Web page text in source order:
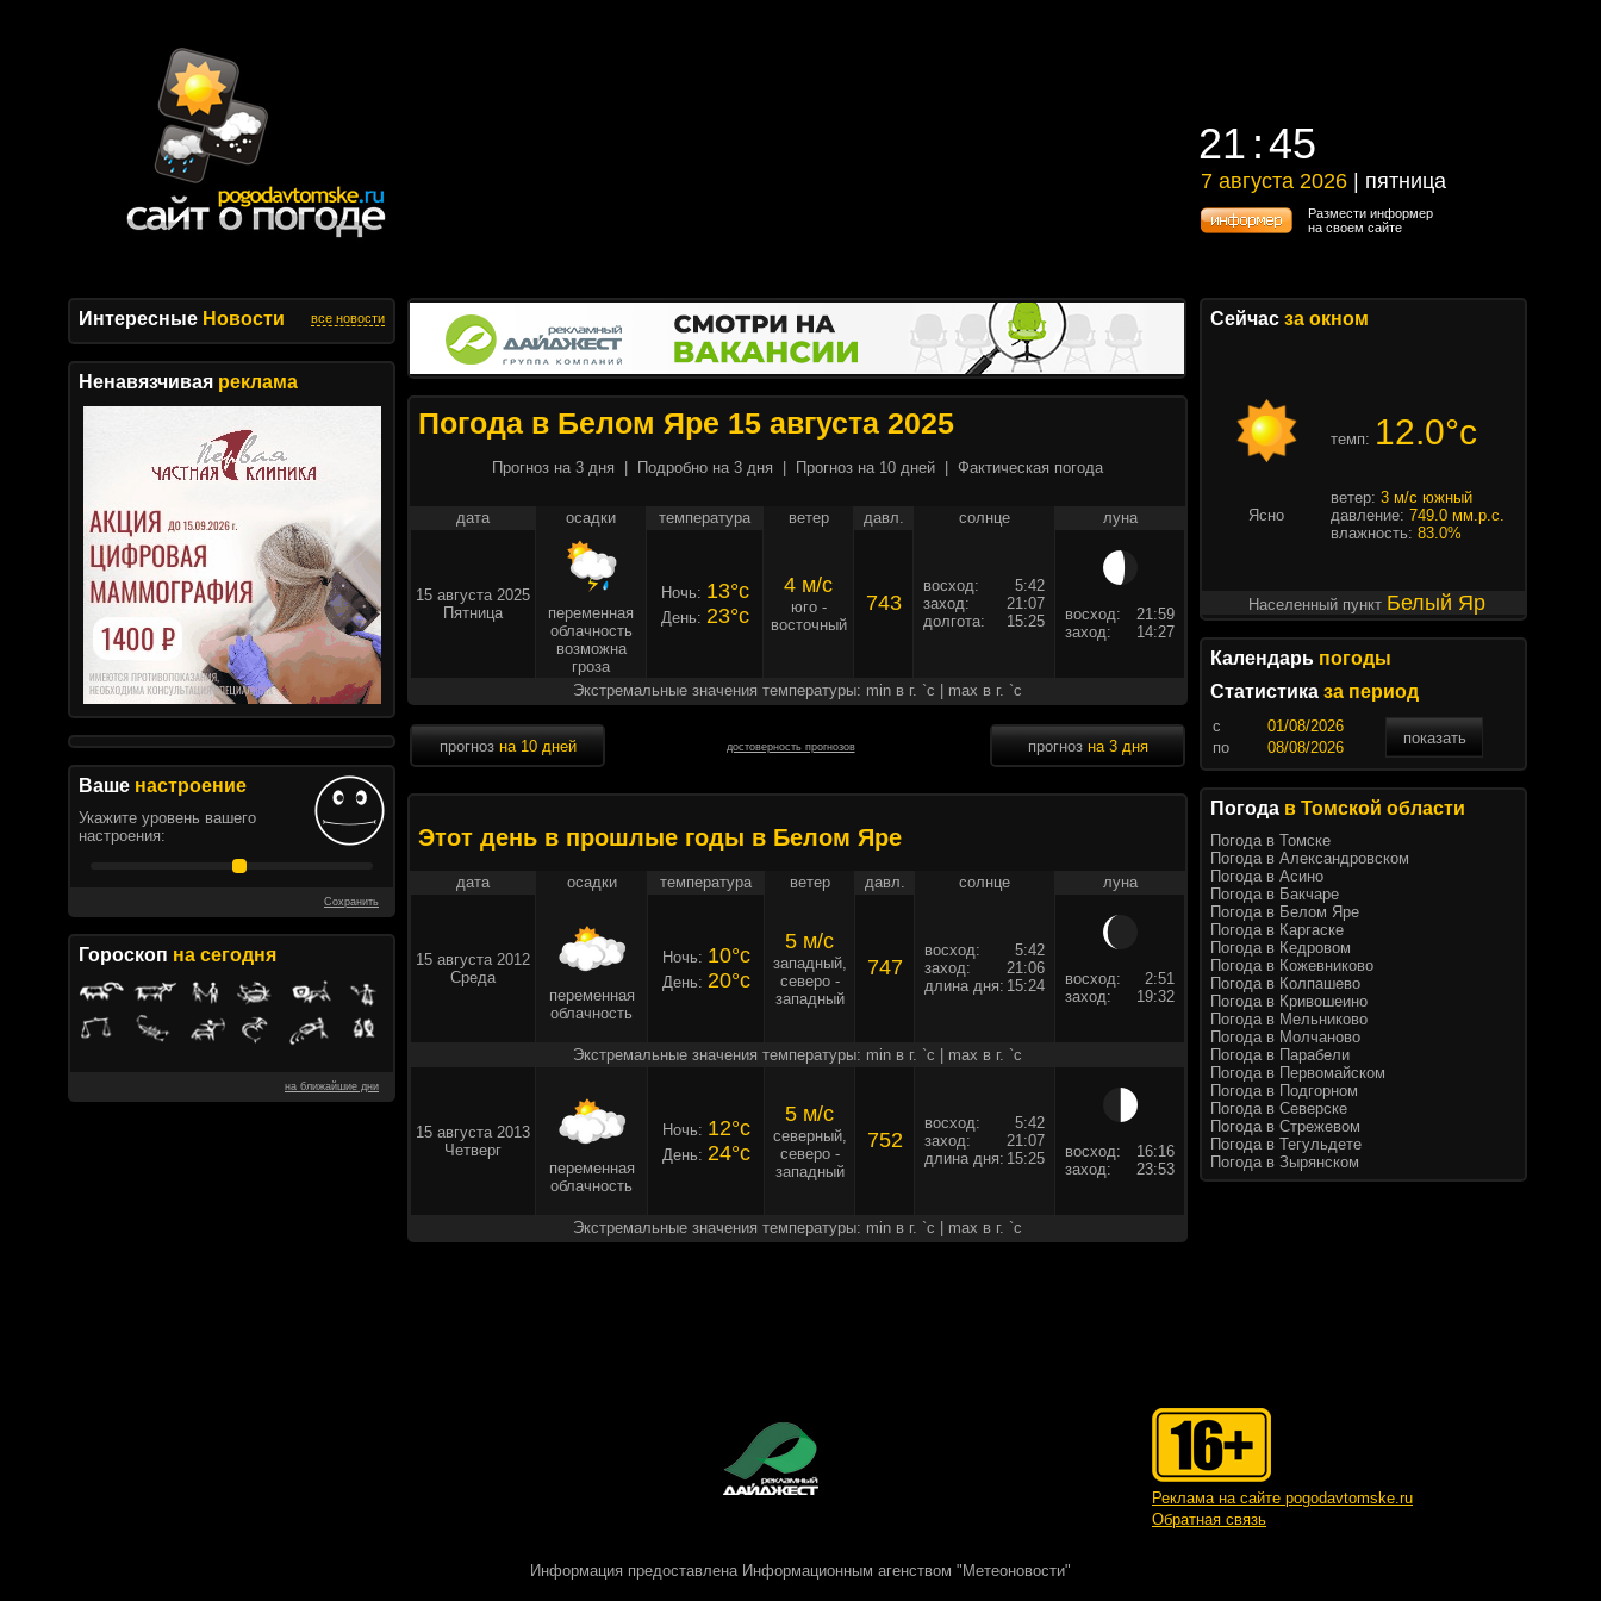
21 45
21 45
7 августа 2026 | пятница
7 августа 2026 | пятница
Размести информер
на своем сайте
Интересные Новости все новости
Ненавязчивая реклама
Ваше настроение
Укажите уровень вашего
настроения:
Сохранить
Гороскоп на сегодня
на ближайшие дни
Погода в Белом Яре 15 августа 2025
Прогноз на 3 дня Подробно на 3 дня Прогноз на 10 дней Фактическая погода
дата осадки температура ветер давл. солнце луна
15 августа 2025
Пятница
переменная
облачность
возможна
гроза
Ночь: 13°c
День: 23°c
4 м/c
юго -
восточный
743
восход:
5:42
заход:
21:07
долгота:
15:25 восход:
21:59
заход:
14:27
Экстремальные значения температуры: min в г. `c | max в г. `c
прогноз на 10 дней достоверность прогнозов прогноз на 3 дня
Этот день в прошлые годы в Белом Яре
дата осадки температура ветер давл. солнце луна
15 августа 2012
Среда
переменная
облачность
Ночь: 10°c
День: 20°c
5 м/c
западный,
северо -
западный
747
восход:
5:42
заход:
21:06
длина дня: 15:24 восход:
2:51
заход:
19:32
Экстремальные значения температуры: min в г. `c | max в г. `c
15 августа 2013
Четверг
переменная
облачность
Ночь: 12°c
День: 24°c
5 м/c
северный,
северо -
западный
752
восход:
5:42
заход:
21:07
длина дня: 15:25 восход:
16:16
заход:
23:53
Экстремальные значения температуры: min в г. `c | max в г. `c
Сейчас за окном
темп: 12.0°c
Ясно
ветер: 3 м/с южный
давление: 749.0 мм.р.с.
влажность: 83.0%
Населенный пункт Белый Яр
Календарь погоды
Статистика за период
c
показать
по
Погода в Томской области
Погода в Томске
Погода в Александровском
Погода в Асино
Погода в Бакчаре
Погода в Белом Яре
Погода в Каргаске
Погода в Кедровом
Погода в Кожевниково
Погода в Колпашево
Погода в Кривошеино
Погода в Мельниково
Погода в Молчаново
Погода в Парабели
Погода в Первомайском
Погода в Подгорном
Погода в Северске
Погода в Стрежевом
Погода в Тегульдете
Погода в Зырянском
Реклама на сайте pogodavtomske.ru
Обратная связь
Информация предоставлена Информационным агенством "Метеоновости"